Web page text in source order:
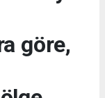
göre,